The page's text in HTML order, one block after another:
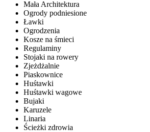
Mała Architektura
Ogrody podniesione
Ławki
Ogrodzenia
Kosze na śmieci
Regulaminy
Stojaki na rowery
Zjeżdżalnie
Piaskownice
Huśtawki
Huśtawki wagowe
Bujaki
Karuzele
Linaria
Ścieżki zdrowia